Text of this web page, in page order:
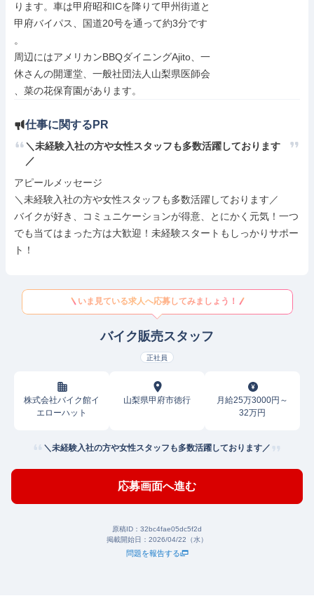
ります。車は甲府昭和ICを降りて甲州街道と
甲府バイパス、国道20号を通って約3分です
。
周辺にはアメリカンBBQダイニングAjito、一
休さんの開運堂、一般社団法人山梨県医師会
、菜の花保育園があります。
仕事に関するPR
＼未経験入社の方や女性スタッフも多数活躍しております
／
アピールメッセージ
＼未経験入社の方や女性スタッフも多数活躍しております／
バイクが好き、コミュニケーションが得意、とにかく元気！一つ
でも当てはまった方は大歓迎！未経験スタートもしっかりサポー
ト！
いま見ている求人へ応募してみましょう！
バイク販売スタッフ
正社員
株式会社バイク館イ
エローハット
山梨県甲府市徳行
月給25万3000円～
32万円
＼未経験入社の方や女性スタッフも多数活躍しております／
応募画面へ進む
原稿ID： 32bc4fae05dc5f2d
掲載開始日： 2026/04/22（水）
問題を報告する